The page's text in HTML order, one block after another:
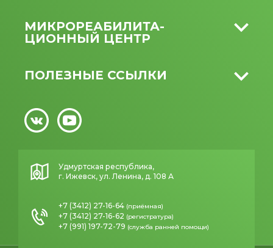
МИКРО­РЕАБИЛИТА­
ЦИОННЫЙ ЦЕНТР
ПОЛЕЗНЫЕ ССЫЛКИ
Удмуртская республика,
г. Ижевск, ул. Ленина, д. 108 А
+7 (3412) 27-16-64 (приёмная)
+7 (3412) 27-16-62 (регистратура)
+7 (991) 197-72-79 (служба ранней помощи)